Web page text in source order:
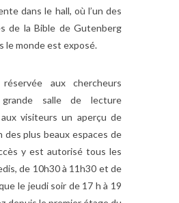
dans le hall, où l’un des
de la Bible de Gutenberg
le monde est exposé.
réservée aux chercheurs
salle de lecture
visiteurs un aperçu de
plus beaux espaces de
y est autorisé tous les
de 10h30 à 11h30 et de
le jeudi soir de 17 h à 19